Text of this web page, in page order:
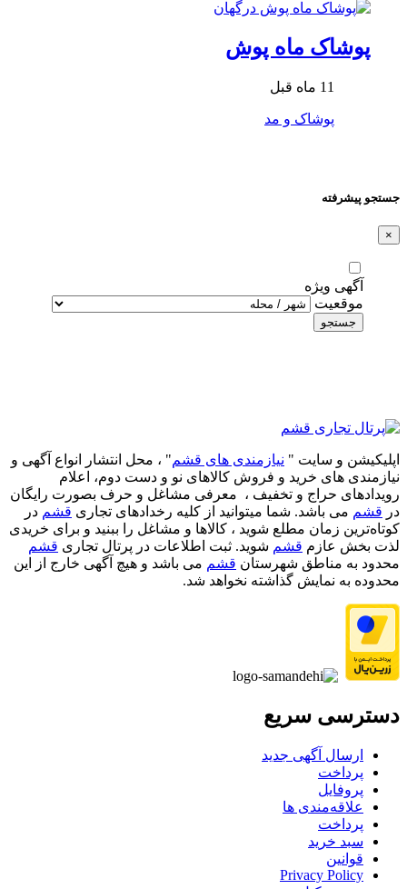
پوشاک ماه پوش
11 ماه قبل
پوشاک و مد
جستجو پیشرفته
×
آگهی ویژه
موقعیت
جستجو
اپلیکیشن و سایت " نیازمندی های قشم" ، محل انتشار انواع آگهی و
نیازمندی های خرید و فروش کالاهای نو و دست‌ دوم، اعلام
رویدادهای حراج و تخفیف ، معرفی مشاغل و حرف بصورت رایگان
در قشم می باشد. شما میتوانید از کلیه رخدادهای تجاری قشم در
کوتاه‌ترین زمان مطلع شوید ، کالاها و مشاغل را ببنید و برای خریدی
لذت بخش عازم قشم شوید. ثبت اطلاعات در پرتال تجاری قشم
محدود به مناطق شهرستان قشم می باشد و هیچ آگهی خارج از این
محدوده به نمایش گذاشته نخواهد شد.
دسترسی سریع
ارسال آگهی جدید
پرداخت
پروفایل
علاقه‌مندی ها
پرداخت
سبد خرید
قوانین
Privacy Policy